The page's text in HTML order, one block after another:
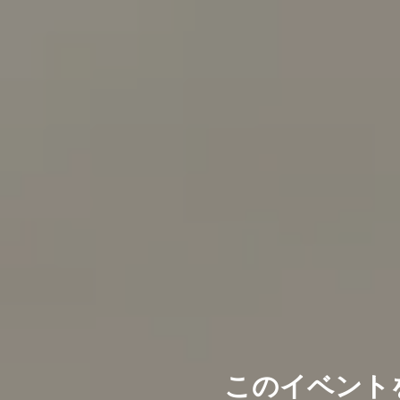
このイベント